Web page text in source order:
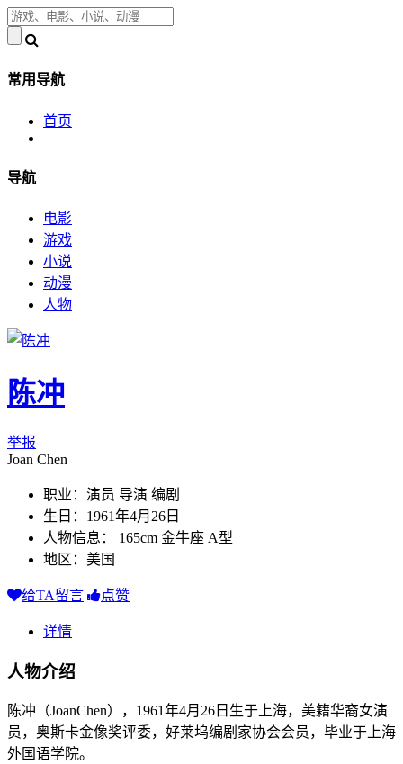
常用导航
首页
导航
电影
游戏
小说
动漫
人物
陈冲
举报
Joan Chen
职业：演员 导演 编剧
生日：1961年4月26日
人物信息： 165cm 金牛座 A型
地区：美国
给TA留言 点赞
详情
人物介绍
陈冲（JoanChen），1961年4月26日生于上海，美籍华裔女演
员，奥斯卡金像奖评委，好莱坞编剧家协会会员，毕业于上海
外国语学院。